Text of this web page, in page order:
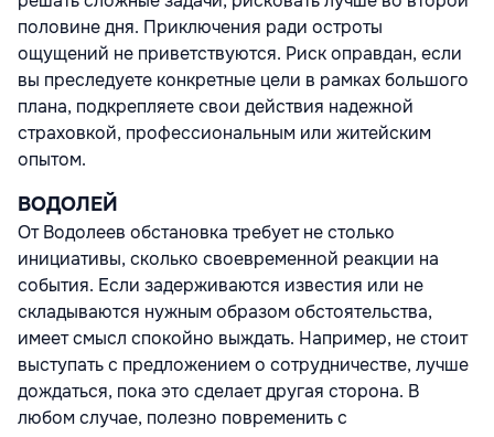
половине дня. Приключения ради остроты
ощущений не приветствуются. Риск оправдан, если
вы преследуете конкретные цели в рамках большого
плана, подкрепляете свои действия надежной
страховкой, профессиональным или житейским
опытом.
ВОДОЛЕЙ
От Водолеев обстановка требует не столько
инициативы, сколько своевременной реакции на
события. Если задерживаются известия или не
складываются нужным образом обстоятельства,
имеет смысл спокойно выждать. Например, не стоит
выступать с предложением о сотрудничестве, лучше
дождаться, пока это сделает другая сторона. В
любом случае, полезно повременить с